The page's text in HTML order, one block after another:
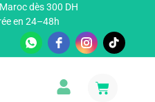
dès 300 DH
en 24–48h